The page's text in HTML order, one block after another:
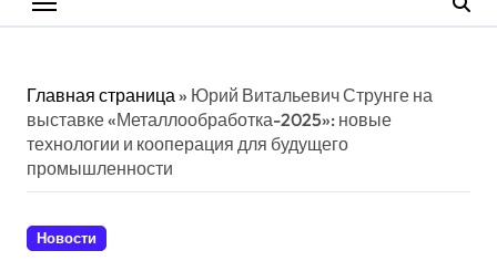
Главная страница» Юрий Витальевич Струнге на
выставке «Металлообработка-2025»: новые
технологии и кооперация для будущего
промышленности
Новости